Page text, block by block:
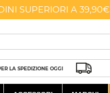
SUPERIORI A 39,90€
LA SPEDIZIONE OGGI